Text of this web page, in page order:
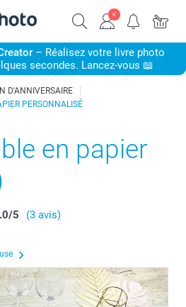
– Réalisez votre livre photo
secondes. Lancez-vous 📖
D'ANNIVERSAIRE
PERSONNALISÉ
en papier
/5
(3 avis)